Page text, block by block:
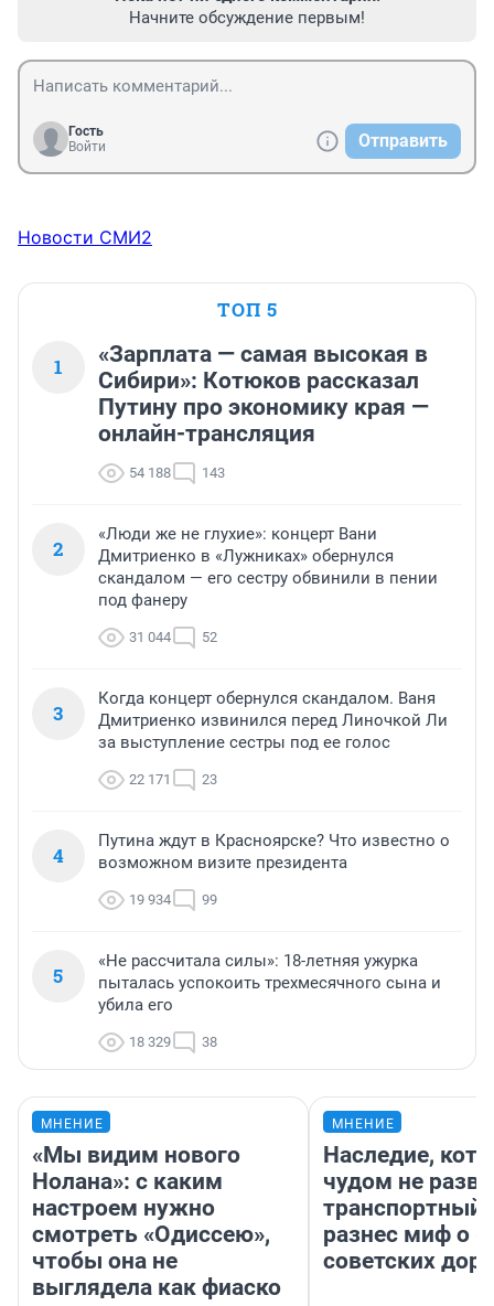
Начните обсуждение первым!
Гость
Войти
Отправить
Новости СМИ2
ТОП 5
1
«Зарплата — самая высокая в
Сибири»: Котюков рассказал
Путину про экономику края —
онлайн-трансляция
54 188 143
2
«Люди же не глухие»: концерт Вани
Дмитриенко в «Лужниках» обернулся
скандалом — его сестру обвинили в пении
под фанеру
31 044 52
3
Когда концерт обернулся скандалом. Ваня
Дмитриенко извинился перед Линочкой Ли
за выступление сестры под ее голос
22 171 23
4
Путина ждут в Красноярске? Что известно о
возможном визите президента
19 934 99
5
«Не рассчитала силы»: 18-летняя ужурка
пыталась успокоить трехмесячного сына и
убила его
18 329 38
МНЕНИЕ
«Мы видим нового
Нолана»: с каким
настроем нужно
смотреть «Одиссею»,
чтобы она не
выглядела как фиаско
МНЕНИЕ
Наследие,
чудом не
транспортный
разнес миф о
советских